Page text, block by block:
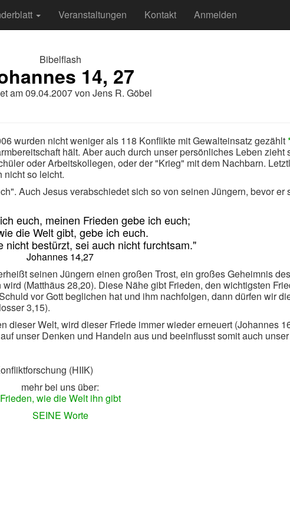
Veranstaltungen Kontakt Anmelden
Bibelflash
14, 27
am09.04.2007von Jens R. Göbel
wurden nicht weniger als 118 Konflikte mit Gewalteinsatz gezählt
hält. Aber auch durch unser persönliches Leben zieht
oder Arbeitskollegen, oder der "Krieg" mit dem Nachbarn.
nicht so leicht.
Auch Jesus verabschiedet sich so von seinen Jüngern, bevor er
euch, meinen Frieden gebe ich euch;
die Welt gibt, gebe ich euch.
nicht bestürzt, sei auch nicht furchtsam."
Johannes 14,27
seinen Jüngern einen großen Trost, ein großes Geheimnis
(Matthäus 28,20). Diese Nähe gibt Frieden, den wichtigsten
vor Gott beglichen hat und ihm nachfolgen, dann dürfen wir
3,15).
Welt, wird dieser Friede immer wieder erneuert (Johannes
unser Denken und Handeln aus und beeinflusst somit auch
(HIIK)
mehr bei uns über:
Frieden, wie die Welt ihn gibt
SEINE Worte